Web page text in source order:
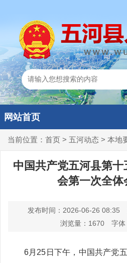
网站首页
当前位置： 首页 > 五河动态 > 本地
中国共产党五河县第
会第一次全体
发布时间：2026-06-26 08:35
浏览量： 1670 字体
6月25日下午，中国共产党